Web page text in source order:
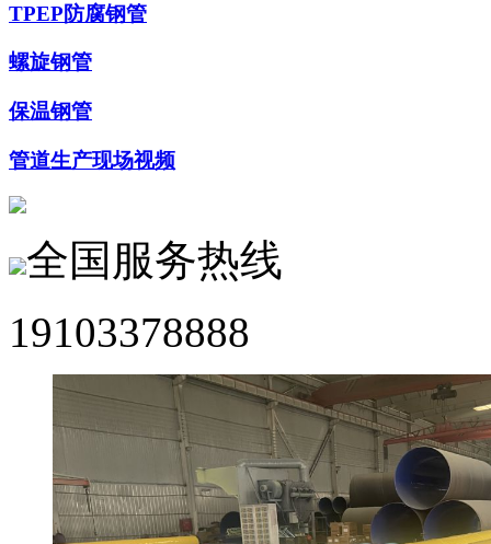
TPEP防腐钢管
螺旋钢管
保温钢管
管道生产现场视频
全国服务热线
19103378888